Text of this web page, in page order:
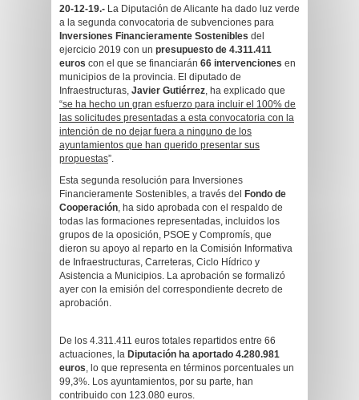
20-12-19.- La Diputación de Alicante ha dado luz verde
a la segunda convocatoria de subvenciones para
Inversiones Financieramente Sostenibles del
ejercicio 2019 con un presupuesto de 4.311.411
euros con el que se financiarán 66 intervenciones en
municipios de la provincia. El diputado de
Infraestructuras, Javier Gutiérrez, ha explicado que
“se ha hecho un gran esfuerzo para incluir el 100% de
las solicitudes presentadas a esta convocatoria con la
intención de no dejar fuera a ninguno de los
ayuntamientos que han querido presentar sus
propuestas”.
Esta segunda resolución para Inversiones
Financieramente Sostenibles, a través del
Fondo de
Cooperación, ha sido aprobada con el respaldo de
todas las formaciones representadas, incluidos los
grupos de la oposición, PSOE y Compromís, que
dieron su apoyo al reparto en la Comisión Informativa
de Infraestructuras, Carreteras, Ciclo Hídrico y
Asistencia a Municipios. La aprobación se formalizó
ayer con la emisión del correspondiente decreto de
aprobación.
De los 4.311.411 euros totales repartidos entre 66
actuaciones, la Diputación ha aportado 4.280.981
euros, lo que representa en términos porcentuales un
99,3%. Los ayuntamientos, por su parte, han
contribuido con 123.080 euros.